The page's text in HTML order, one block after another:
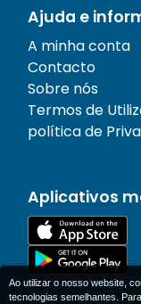
Ajuda e
A minha conta
Contacto
Sobre nós
Termos de
política de
Aplicativos
Ao utilizar o nosso website,
tecnologias semelhantes.